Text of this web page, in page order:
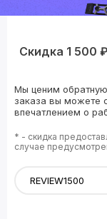
Скидка 1 500
Мы ценим
заказа вы можете
впечатлением о
* - скидка
случае